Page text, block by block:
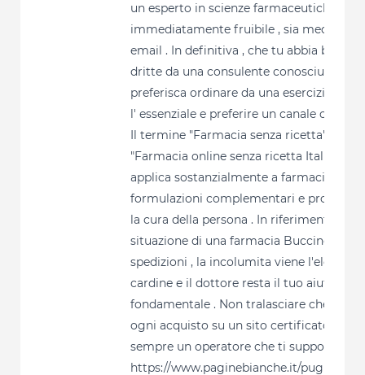
un esperto in scienze farmaceutiche e
immediatamente fruibile , sia mediante
email . In definitiva , che tu abbia
dritte da una consulente conosciuto o
preferisca ordinare da una esercizio
l' essenziale e preferire un canale
Il termine "Farmacia senza ricetta" o
"Farmacia online senza ricetta Italia" si
applica sostanzialmente a farmaci da
formulazioni complementari e prodotti
la cura della persona . In riferimento alla
situazione di una farmacia Buccino con
spedizioni , la incolumita viene
cardine e il dottore resta il tuo aiuto
fondamentale . Non tralasciare che:
ogni acquisto su un sito certificato , c'e
sempre un operatore che ti supporta .
https://www.paginebianche.it/puglia/